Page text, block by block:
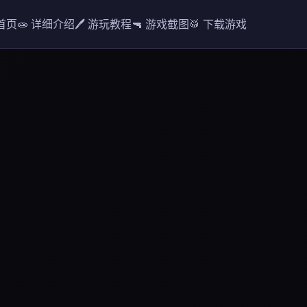
页🧫 详细介绍🖊️ 游玩教程🔫 游戏截图🥁 下载游戏